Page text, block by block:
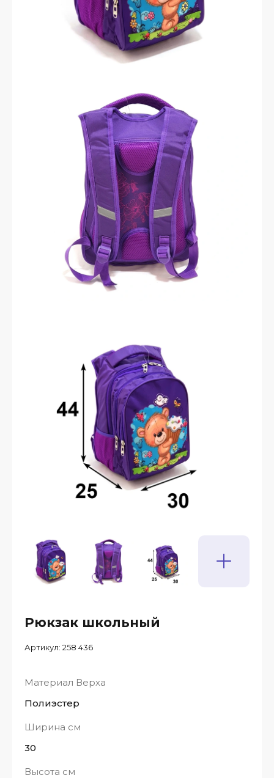
Рюкзак школьный
Артикул: 258 436
Материал Верха
Полиэстер
Ширина см
30
Высота см